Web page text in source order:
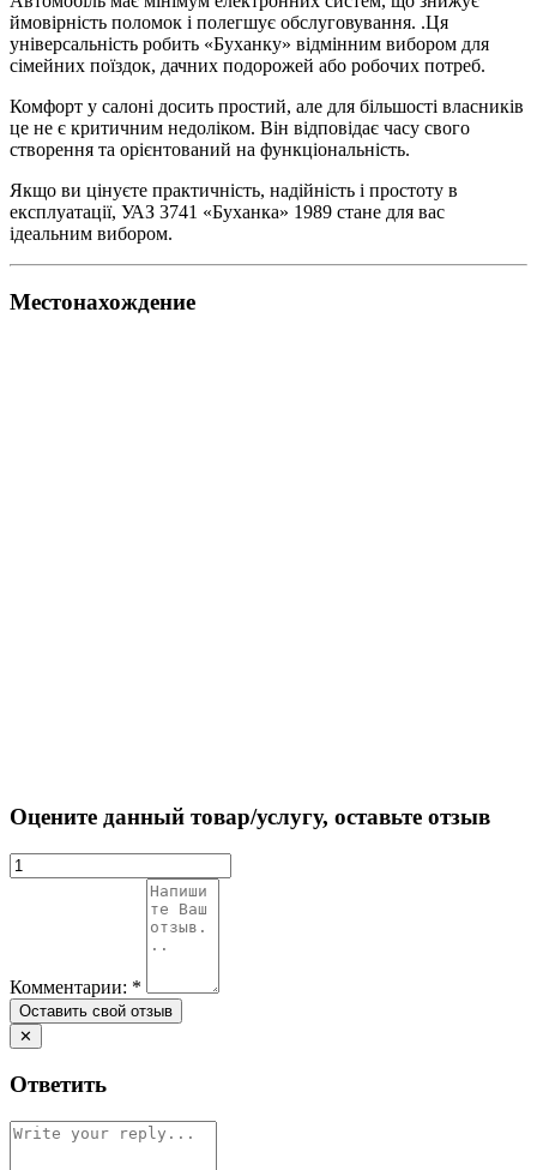
ймовірність поломок і полегшує обслуговування. .Ця
універсальність робить «Буханку» відмінним вибором для
сімейних поїздок, дачних подорожей або робочих потреб.
Комфорт у салоні досить простий, але для більшості власників
це не є критичним недоліком. Він відповідає часу свого
створення та орієнтований на функціональність.
Якщо ви цінуєте практичність, надійність і простоту в
експлуатації, УАЗ 3741 «Буханка» 1989 стане для вас
ідеальним вибором.
Местонахождение
Оцените данный товар/услугу, оставьте отзыв
Комментарии: *
✕
Ответить